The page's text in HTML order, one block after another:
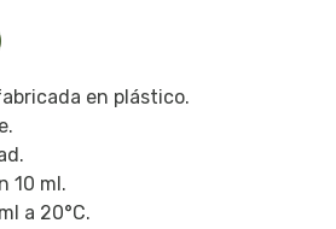
en plástico.
10 ml.
a 20°C.